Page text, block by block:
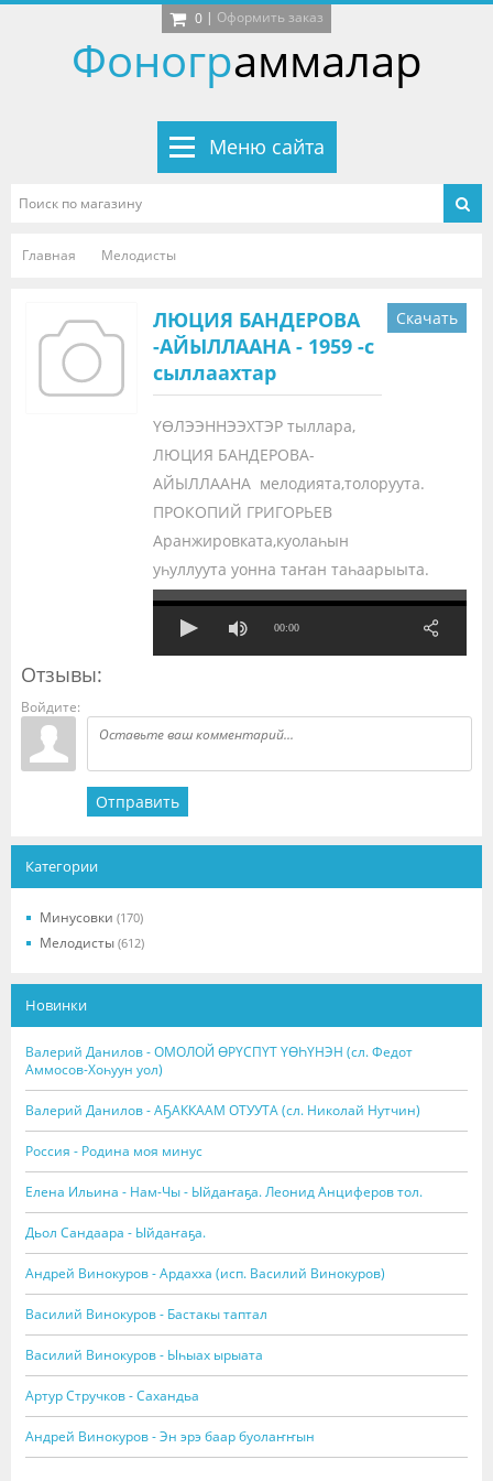
0 | Оформить заказ
Фонограммалар
Меню сайта
Главная Мелодисты
ЛЮЦИЯ БАНДЕРОВА
-АЙЫЛЛААНА - 1959 -с
сыллаахтар
Скачать
ҮӨЛЭЭННЭЭХТЭР тыллара,
ЛЮЦИЯ БАНДЕРОВА-
АЙЫЛЛААНА мелодията,толоруута.
ПРОКОПИЙ ГРИГОРЬЕВ
Аранжировката,куолаһын
уһуллуута уонна таҥан таһаарыыта.
00:00
Отзывы:
Войдите:
Отправить
Категории
Минусовки (170)
Мелодисты (612)
Новинки
Валерий Данилов - ОМОЛОЙ ӨРҮСПҮТ ҮӨҺҮНЭН (сл. Федот
Аммосов-Хоһуун уол)
Валерий Данилов - АҔАККААМ ОТУУТА (сл. Николай Нутчин)
Россия - Родина моя минус
Елена Ильина - Нам-Чы - Ыйдаҥаҕа. Леонид Анциферов тол.
Дьол Сандаара - Ыйдаҥаҕа.
Андрей Винокуров - Ардахха (исп. Василий Винокуров)
Василий Винокуров - Бастакы таптал
Василий Винокуров - Ыһыах ырыата
Артур Стручков - Сахандьа
Андрей Винокуров - Эн эрэ баар буолаҥҥын